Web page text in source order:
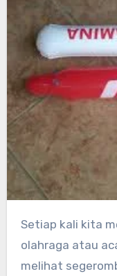
Setiap kali kita menyaksikan pertandingan
olahraga atau
melihat